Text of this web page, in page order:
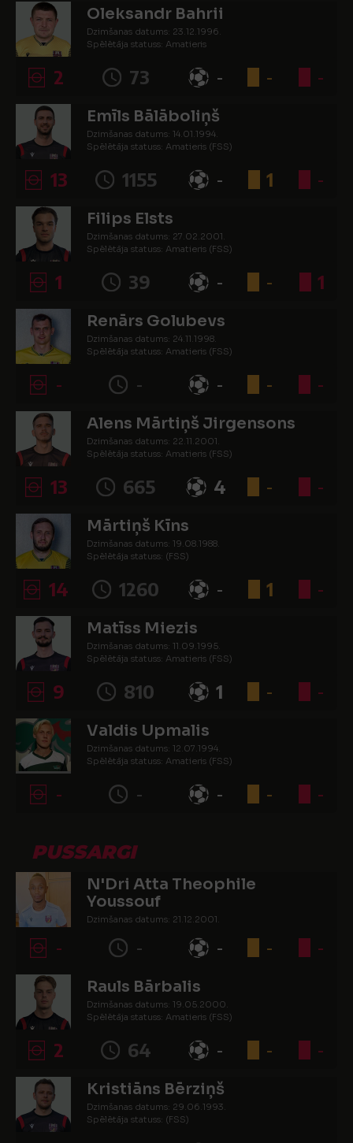
Oleksandr Bahrii
Dzimšanas datums: 23.12.1996.
Spēlētāja statuss: Amatieris
2 73 - - -
Emīls Bālāboliņš
Dzimšanas datums: 14.01.1994.
Spēlētāja statuss: Amatieris (FSS)
13 1155 - 1 -
Filips Elsts
Dzimšanas datums: 27.02.2001.
Spēlētāja statuss: Amatieris (FSS)
1 39 - - 1
Renārs Golubevs
Dzimšanas datums: 24.11.1998.
Spēlētāja statuss: Amatieris (FSS)
- - - - -
Alens Mārtiņš Jirgensons
Dzimšanas datums: 22.11.2001.
Spēlētāja statuss: Amatieris (FSS)
13 665 4 - -
Mārtiņš Kīns
Dzimšanas datums: 19.08.1988.
Spēlētāja statuss: (FSS)
14 1260 - 1 -
Matīss Miezis
Dzimšanas datums: 11.09.1995.
Spēlētāja statuss: Amatieris (FSS)
9 810 1 - -
Valdis Upmalis
Dzimšanas datums: 12.07.1994.
Spēlētāja statuss: Amatieris (FSS)
- - - - -
PUSSARGI
N'Dri Atta Theophile
Youssouf
Dzimšanas datums: 21.12.2001.
- - - - -
Rauls Bārbalis
Dzimšanas datums: 19.05.2000.
Spēlētāja statuss: Amatieris (FSS)
2 64 - - -
Kristiāns Bērziņš
Dzimšanas datums: 29.06.1993.
Spēlētāja statuss: (FSS)